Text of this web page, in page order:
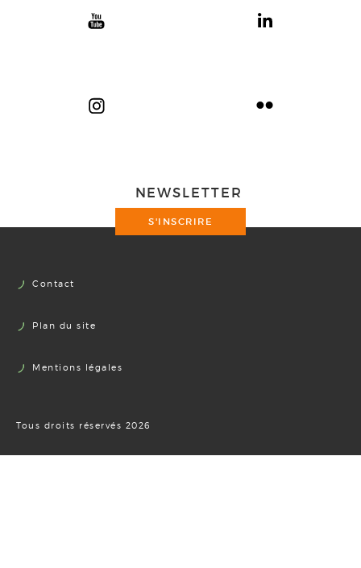
NEWSLETTER
S'INSCRIRE
Contact
Plan du site
Mentions légales
Tous droits réservés 2026